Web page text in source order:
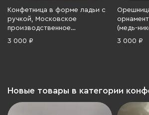
Конфетница в форме ладьи с
ручкой, Московское
производственное
объединение «Ювелирпром»,
3 000 ₽
(медь-
гг.
3 000 ₽
Новые товары в категории